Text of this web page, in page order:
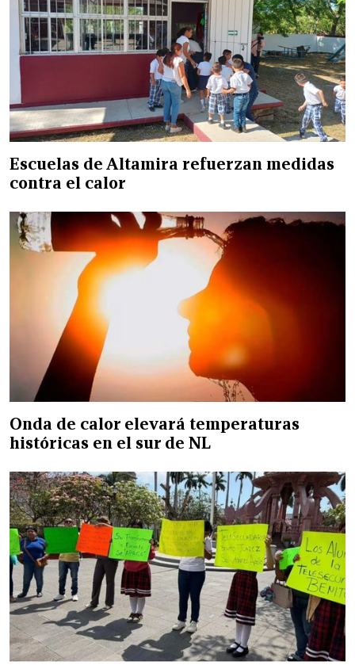
Escuelas de Altamira refuerzan medidas
contra el calor
Onda de calor elevará temperaturas
históricas en el sur de NL